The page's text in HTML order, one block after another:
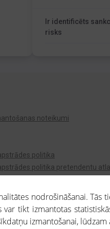
Ir identificēts
risks
noteikumi
politika
politika pretendentu
nodrošināšanai. Tās
tikt izmantotas
izmantošanai, lūdzam